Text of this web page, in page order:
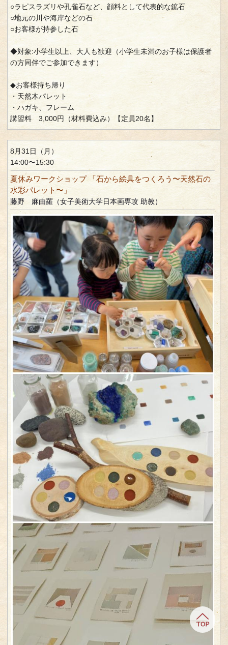
○ラピスラズリや孔雀石など、顔料として代表的な鉱石
○地元の川や海岸などの石
○お客様が持参した石
◆対象:小学生以上、大人も歓迎（小学生未満のお子様は保護者
の方同伴でご参加できます）
◆お客様持ち帰り
・天然木パレット
・ハガキ、フレーム
講習料 3,000円（材料費込み）【定員20名】
8月31日（月）
14:00〜15:30
夏休みワークショップ 「石から絵具をつくろう〜天然石の
水彩パレット〜」
藤野 麻由羅（女子美術大学日本画専攻 助教）